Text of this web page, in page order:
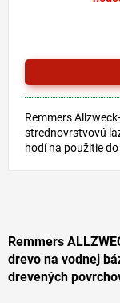
Remmers
strednovrstvovú
hodí na použitie
Remmers
drevo na vodnej
drevených